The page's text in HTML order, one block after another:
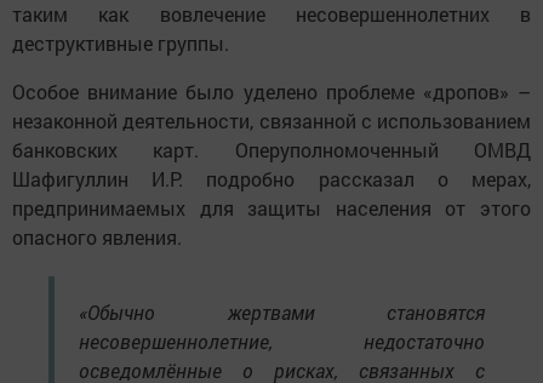
таким как вовлечение несовершеннолетних в
деструктивные группы.
Особое внимание было уделено проблеме «дропов» –
незаконной деятельности, связанной с использованием
банковских карт. Оперуполномоченный ОМВД
Шафигуллин И.Р. подробно рассказал о мерах,
предпринимаемых для защиты населения от этого
опасного явления.
«Обычно жертвами становятся
несовершеннолетние, недостаточно
осведомлённые о рисках, связанных с